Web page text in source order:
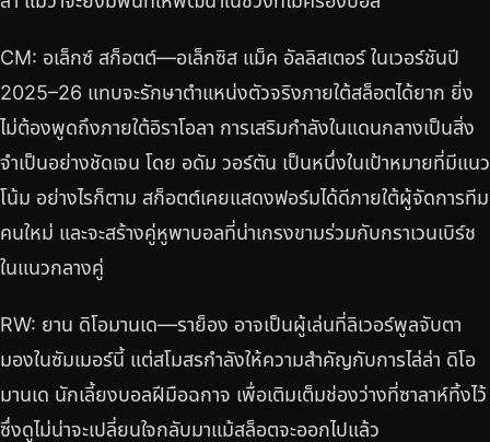
CM: อเล็กซ์ สก็อตต์—อเล็กซิส แม็ค อัลลิสเตอร์ ในเวอร์ชันปี
2025–26 แทบจะรักษาตำแหน่งตัวจริงภายใต้สล็อตได้ยาก ยิ่ง
ไม่ต้องพูดถึงภายใต้อิราโอลา การเสริมกำลังในแดนกลางเป็นสิ่ง
จำเป็นอย่างชัดเจน โดย อดัม วอร์ตัน เป็นหนึ่งในเป้าหมายที่มีแนว
โน้ม อย่างไรก็ตาม สก็อตต์เคยแสดงฟอร์มได้ดีภายใต้ผู้จัดการทีม
คนใหม่ และจะสร้างคู่หูพาบอลที่น่าเกรงขามร่วมกับกราเวนเบิร์ช
ในแนวกลางคู่
RW: ยาน ดิโอมานเด—ราย็อง อาจเป็นผู้เล่นที่ลิเวอร์พูลจับตา
มองในซัมเมอร์นี้ แต่สโมสรกำลังให้ความสำคัญกับการไล่ล่า ดิโอ
มานเด นักเลี้ยงบอลฝีมือฉกาจ เพื่อเติมเต็มช่องว่างที่ซาลาห์ทิ้งไว้
ซึ่งดูไม่น่าจะเปลี่ยนใจกลับมาแม้สล็อตจะออกไปแล้ว